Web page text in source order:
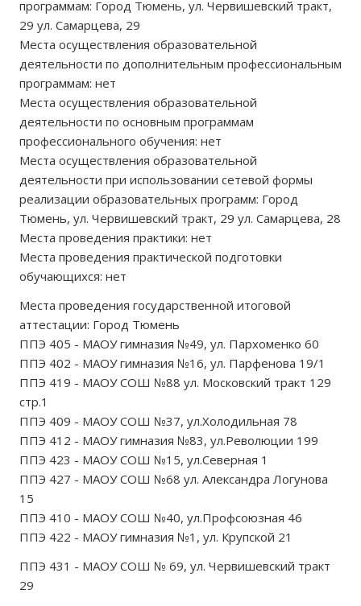
программам: Город Тюмень, ул. Червишевский тракт,
29 ул. Самарцева, 29
Места осуществления образовательной
деятельности по дополнительным профессиональным
программам: нет
Места осуществления образовательной
деятельности по основным программам
профессионального обучения: нет
Места осуществления образовательной
деятельности при использовании сетевой формы
реализации образовательных программ: Город
Тюмень, ул. Червишевский тракт, 29 ул. Самарцева, 28
Места проведения практики: нет
Места проведения практической подготовки
обучающихся: нет
Места проведения государственной итоговой
аттестации: Город Тюмень
ППЭ 405 - МАОУ гимназия №49, ул. Пархоменко 60
ППЭ 402 - МАОУ гимназия №16, ул. Парфенова 19/1
ППЭ 419 - МАОУ СОШ №88 ул. Московский тракт 129
стр.1
ППЭ 409 - МАОУ СОШ №37, ул.Холодильная 78
ППЭ 412 - МАОУ гимназия №83, ул.Революции 199
ППЭ 423 - МАОУ СОШ №15, ул.Северная 1
ППЭ 427 - МАОУ СОШ №68 ул. Александра Логунова
15
ППЭ 410 - МАОУ СОШ №40, ул.Профсоюзная 46
ППЭ 422 - МАОУ гимназия №1, ул. Крупской 21
ППЭ 431 - МАОУ СОШ № 69, ул. Червишевский тракт
29